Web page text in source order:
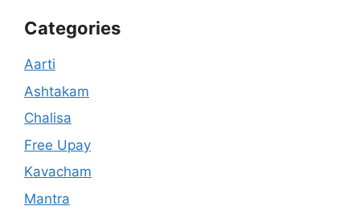
Categories
Aarti
Ashtakam
Chalisa
Free Upay
Kavacham
Mantra